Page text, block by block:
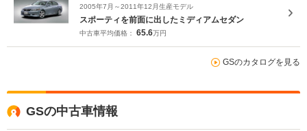
2005年7月～2011年12月生産モデル
スポーティを前面に出したミディアムセダン
中古車平均価格： 65.6万円
GSのカタログを見る
GSの中古車情報